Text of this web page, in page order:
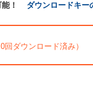
！ ダウンロードキー
回ダウンロード済み）